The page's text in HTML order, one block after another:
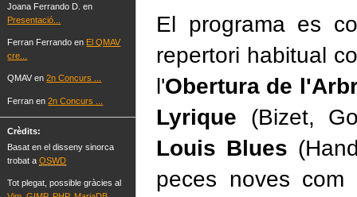
Joana Ferrando D. en
Presentació...
Ferran Ferrando en El QMAV
cre...
QMAV en2n Concurs ...
Ferran en2n Concurs ...
Crèdits:
Basat en el disseny sinorca
trobat aOSWD
Tot plegat, possible gràcies al
El programa es
repertori habitual
l'Obertura de
Lyrique (Bizet,
Louis Blues
peces noves com